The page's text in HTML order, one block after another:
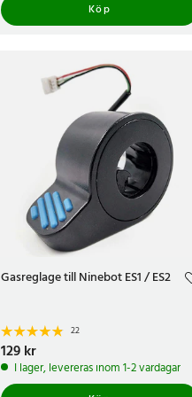
Köp
Gasreglage till Ninebot ES1 / ES2
22
Pris :129 kr
129 kr
I lager, levereras inom 1-2 vardagar